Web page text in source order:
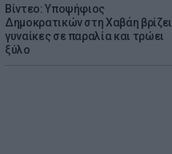
Βίντεο: Υποψήφιος
Δημοκρατικών στη Χαβάη βρίζει
γυναίκες σε παραλία και τρώει
ξύλο